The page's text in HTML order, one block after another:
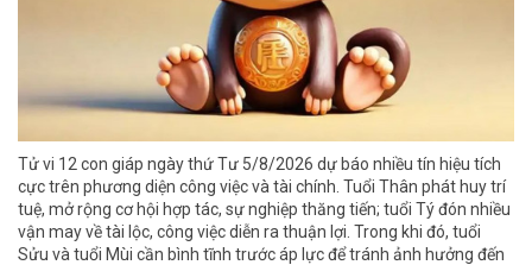
Tử vi 12 con giáp ngày thứ Tư 5/8/2026 dự báo nhiều tín hiệu tích
cực trên phương diện công việc và tài chính. Tuổi Thân phát huy trí
tuệ, mở rộng cơ hội hợp tác, sự nghiệp thăng tiến; tuổi Tý đón nhiều
vận may về tài lộc, công việc diễn ra thuận lợi. Trong khi đó, tuổi
Sửu và tuổi Mùi cần bình tĩnh trước áp lực để tránh ảnh hưởng đến